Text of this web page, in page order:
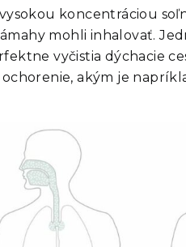
koncentráciou
mohli inhalovať.
vyčistia dýchacie
akým je